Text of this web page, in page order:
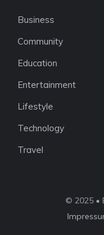
Business
Community
Education
Entertainment
Lifestyle
Technology
Travel
© 2025 •